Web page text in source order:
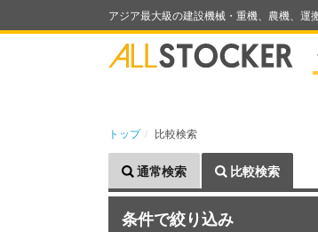
アジア最大級の建設機械・重機、農機、運
トップ 比較検索
通常検索 比較検索
条件で絞り込み